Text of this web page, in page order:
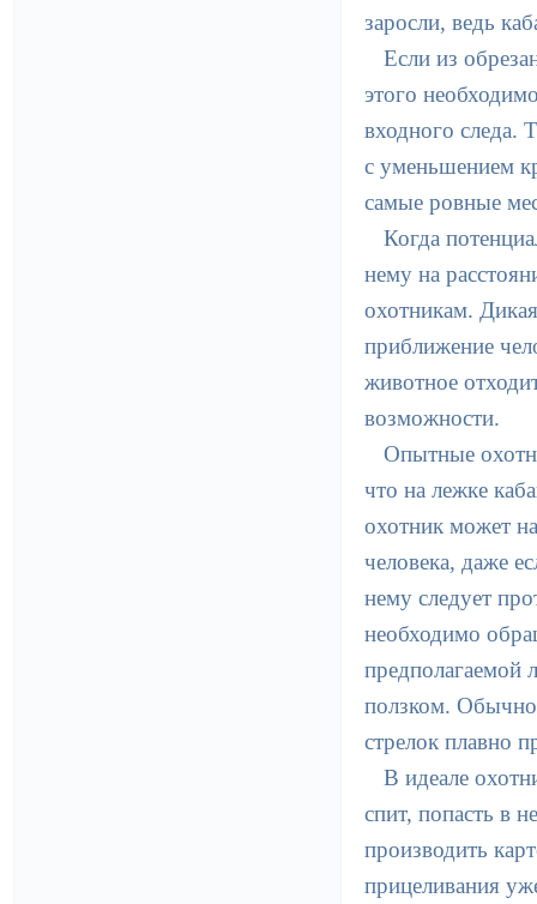
заросли, ведь
Если из
этого
входного следа.
с уменьшением
самые ровные
Когда
нему на
охотникам.
приближение
животное
возможности.
Опытные
что на лежке
охотник может
человека, даже
нему следует
необходимо
предполагаемой
ползком. Обычно
стрелок плавно
В идеале
спит, попасть в
производить
прицеливания